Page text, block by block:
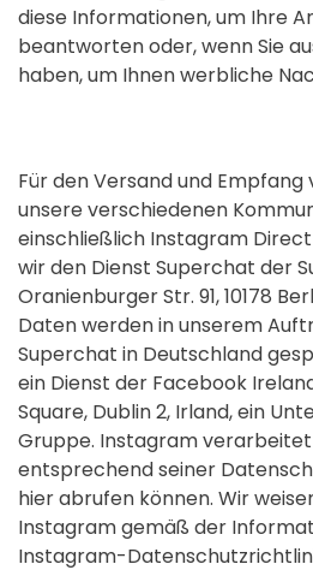
diese Informationen, um Ihre
beantworten oder, wenn Sie
haben, um Ihnen werbliche
Für den Versand und
unsere verschiedenen
einschließlich Instagram
wir den Dienst Superchat der
Oranienburger Str. 91, 10178
Daten werden in unserem
Superchat in Deutschland
ein Dienst der Facebook
Square, Dublin 2, Irland, ein
Gruppe. Instagram
entsprechend seiner
hier abrufen können. Wir
Instagram gemäß der
Instagram-